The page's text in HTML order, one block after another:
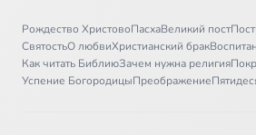
Рождество ХристовоПасхаВеликий постПост
СвятостьО любвиХристианский брак
Как читать БиблиюЗачем нужна религия
Успение БогородицыПреображение